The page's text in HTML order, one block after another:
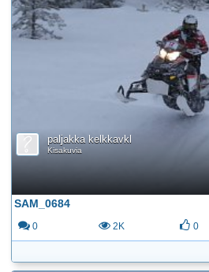
paljakka kelkkavkl
Kisakuvia
SAM_0684
0 2K 0